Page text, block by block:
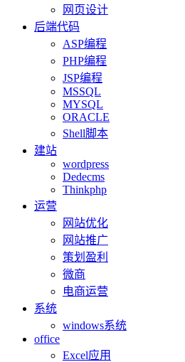
网页设计
后端代码
ASP编程
PHP编程
JSP编程
MSSQL
MYSQL
ORACLE
Shell脚本
建站
wordpress
Dedecms
Thinkphp
运营
网站优化
网站推广
策划盈利
微商
电商运营
系统
windows系统
office
Excel应用